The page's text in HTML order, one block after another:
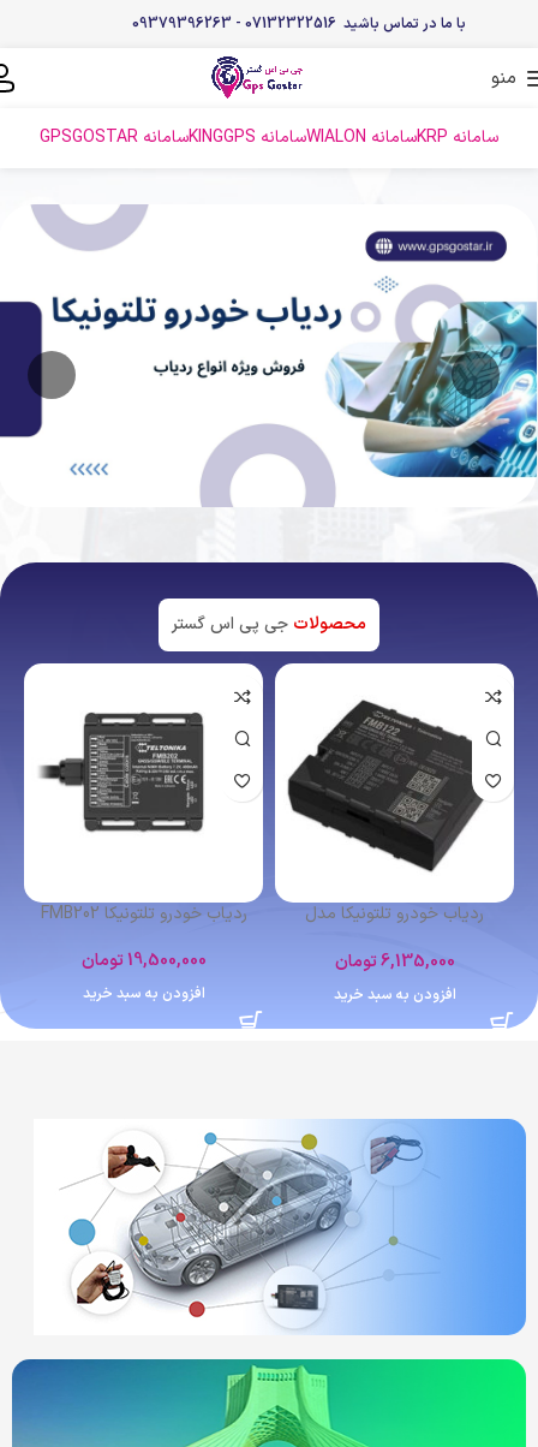
با ما در تماس باشید 07132322516 - 09379396263
منو
سامانه KRP سامانه WIALON سامانه KINGGPS سامانه GPSGOSTAR
محصولات جی پی اس گستر
اتمام موجودی
ردیاب شخصی کوبان TK102
4,400,000تومان
اطلاعات بیشتر
ردیاب خودرو تلتونیکا FMB641
12,364,000 تومان
افزودن به سبد خرید